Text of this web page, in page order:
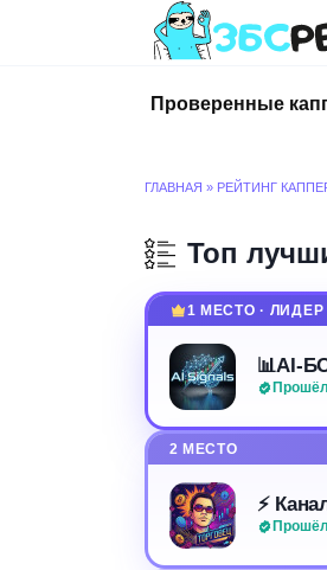
Проверенные
ГЛАВНАЯ » РЕЙТИНГ
Топ
1 МЕСТО · ЛИДЕР
📊AI-
2 МЕСТО
⚡️